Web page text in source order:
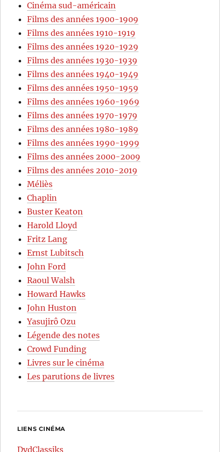
Cinéma sud-américain
Films des années 1900-1909
Films des années 1910-1919
Films des années 1920-1929
Films des années 1930-1939
Films des années 1940-1949
Films des années 1950-1959
Films des années 1960-1969
Films des années 1970-1979
Films des années 1980-1989
Films des années 1990-1999
Films des années 2000-2009
Films des années 2010-2019
Méliès
Chaplin
Buster Keaton
Harold Lloyd
Fritz Lang
Ernst Lubitsch
John Ford
Raoul Walsh
Howard Hawks
John Huston
Yasujirô Ozu
Légende des notes
Crowd Funding
Livres sur le cinéma
Les parutions de livres
LIENS CINÉMA
DvdClassiks